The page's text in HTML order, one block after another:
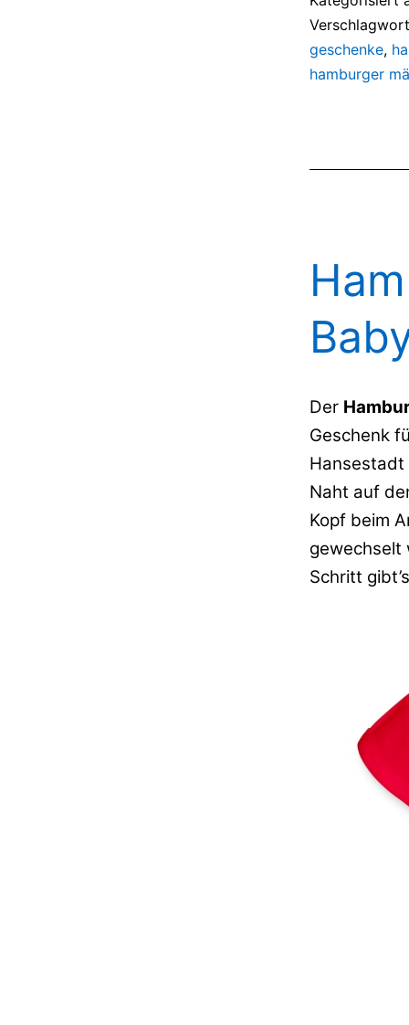
geschenke,
hamburger
Der
Geschenk
Hansestadt
Naht auf
Kopf beim
gewechselt
Schritt